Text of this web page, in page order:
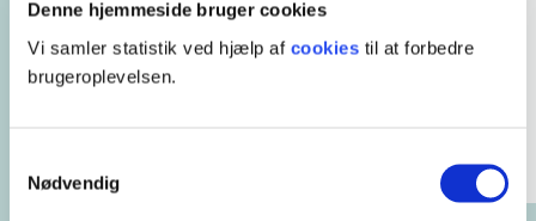
Denne hjemmeside bruger cookies
Vi samler statistik ved hjælp af cookies til at forbedre
brugeroplevelsen.
Nødvendig